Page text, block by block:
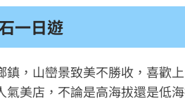
一日遊
鎮，山巒景致美不勝收，喜歡
美店，不論是高海拔還是低